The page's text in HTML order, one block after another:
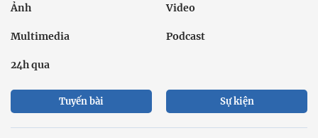
Ảnh Video
Multimedia Podcast
24h qua
Tuyến bài Sự kiện